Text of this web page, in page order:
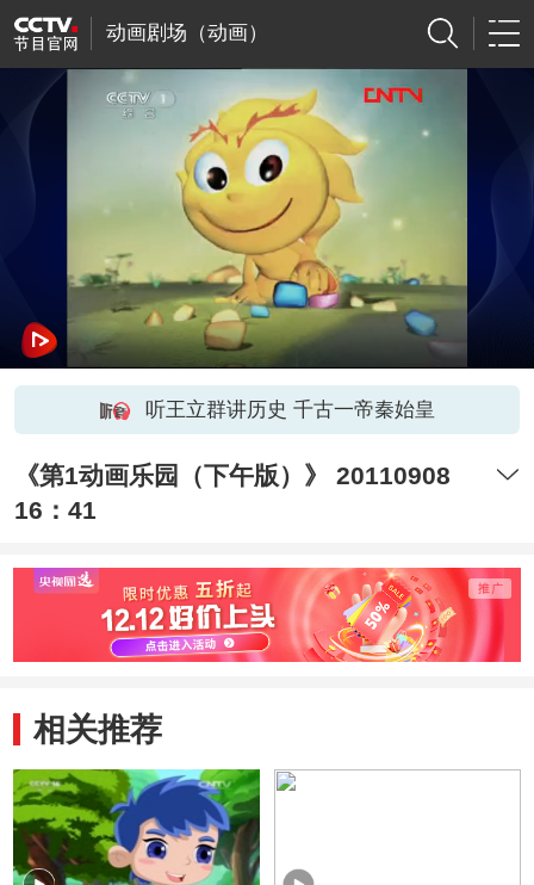
动画剧场（动画）
听王立群讲历史 千古一帝秦始皇
《第1动画乐园（下午版）》 20110908
16：41
相关推荐